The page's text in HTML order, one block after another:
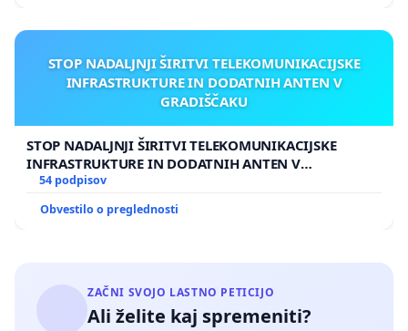
STOP NADALJNJI ŠIRITVI TELEKOMUNIKACIJSKE
INFRASTRUKTURE IN DODATNIH ANTEN V
GRADIŠČAKU
STOP NADALJNJI ŠIRITVI TELEKOMUNIKACIJSKE
INFRASTRUKTURE IN DODATNIH ANTEN V
GRADIŠČAKU
54 podpisov
Obvestilo o preglednosti
ZAČNI SVOJO LASTNO PETICIJO
Ali želite kaj spremeniti?